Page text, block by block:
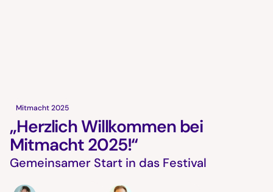
Mitmacht 2025
„Herzlich Willkommen bei
Mitmacht 2025!“
Gemeinsamer Start in das Festival